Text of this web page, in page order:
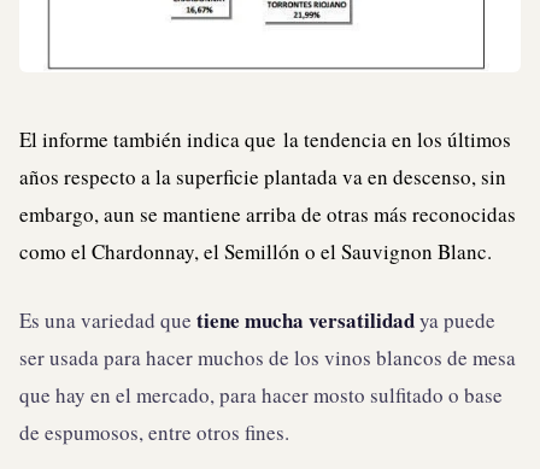
El informe también indica que la tendencia en los últimos
años respecto a la superficie plantada va en descenso, sin
embargo, aun se mantiene arriba de otras más reconocidas
como el Chardonnay, el Semillón o el Sauvignon Blanc.
Es una variedad que tiene mucha versatilidadya puede
ser usada para hacer muchos de los vinos blancos de mesa
que hay en el mercado, para hacer mosto sulfitado o base
de espumosos, entre otros fines.